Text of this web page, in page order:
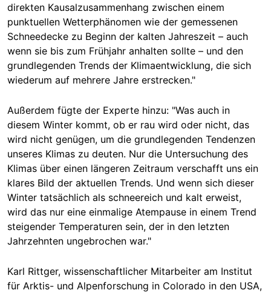
direkten Kausalzusammenhang zwischen einem
punktuellen Wetterphänomen wie der gemessenen
Schneedecke zu Beginn der kalten Jahreszeit – auch
wenn sie bis zum Frühjahr anhalten sollte – und den
grundlegenden Trends der Klimaentwicklung, die sich
wiederum auf mehrere Jahre erstrecken."
Außerdem fügte der Experte hinzu: "Was auch in
diesem Winter kommt, ob er rau wird oder nicht, das
wird nicht genügen, um die grundlegenden Tendenzen
unseres Klimas zu deuten. Nur die Untersuchung des
Klimas über einen längeren Zeitraum verschafft uns ein
klares Bild der aktuellen Trends. Und wenn sich dieser
Winter tatsächlich als schneereich und kalt erweist,
wird das nur eine einmalige Atempause in einem Trend
steigender Temperaturen sein, der in den letzten
Jahrzehnten ungebrochen war."
Karl Rittger, wissenschaftlicher Mitarbeiter am Institut
für Arktis- und Alpenforschung in Colorado in den USA,